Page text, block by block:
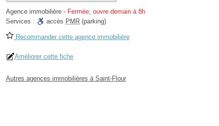
Agence immobilière - Fermée, ouvre demain à 8h
Services :
accès PMR (parking)
Recommander cette agence immobilière
Améliorer cette fiche
Autres agences immobilières à Saint-Flour